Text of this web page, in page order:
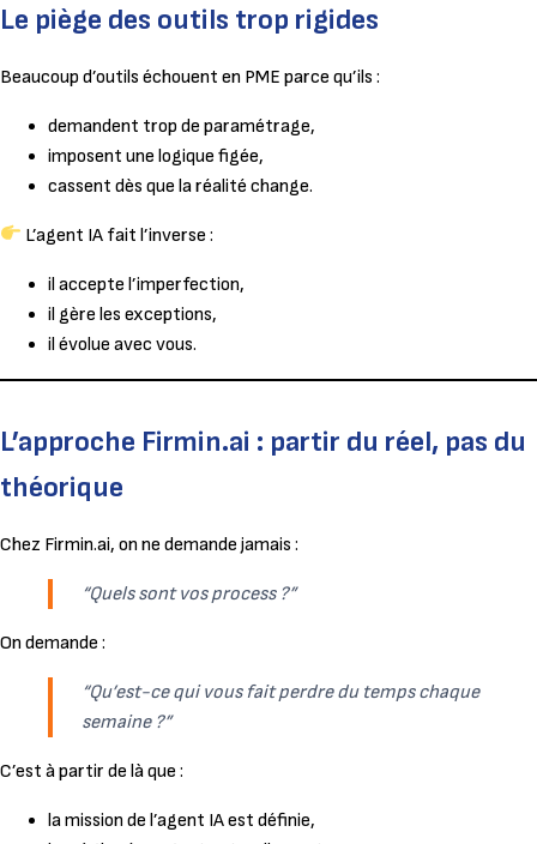
Le piège des outils trop rigides
Beaucoup d’outils échouent en PME parce qu’ils :
demandent trop de paramétrage,
imposent une logique figée,
cassent dès que la réalité change.
L’agent IA fait l’inverse :
il accepte l’imperfection,
il gère les exceptions,
il évolue avec vous.
L’approche Firmin.ai : partir du réel, pas du
théorique
Chez Firmin.ai, on ne demande jamais :
“Quels sont vos process ?”
On demande :
“Qu’est-ce qui vous fait perdre du temps chaque
semaine ?”
C’est à partir de là que :
la mission de l’agent IA est définie,